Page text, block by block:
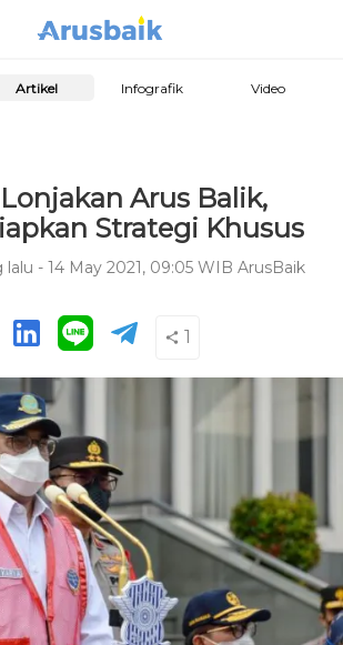
Artikel Infografik Video
Arus Balik,
Strategi Khusus
lalu - 14 May 2021, 09:05 WIB ArusBaik
1